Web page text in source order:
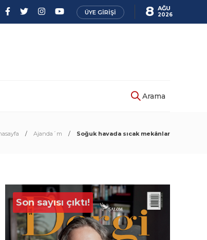
ÜYE GIRIŞI 8 AĞU
2026
Arama
Ajanda´m Soğuk havada sıcak mekânlar
Son sayısı çıktı!